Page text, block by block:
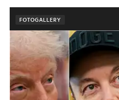
FOTOGALLERY